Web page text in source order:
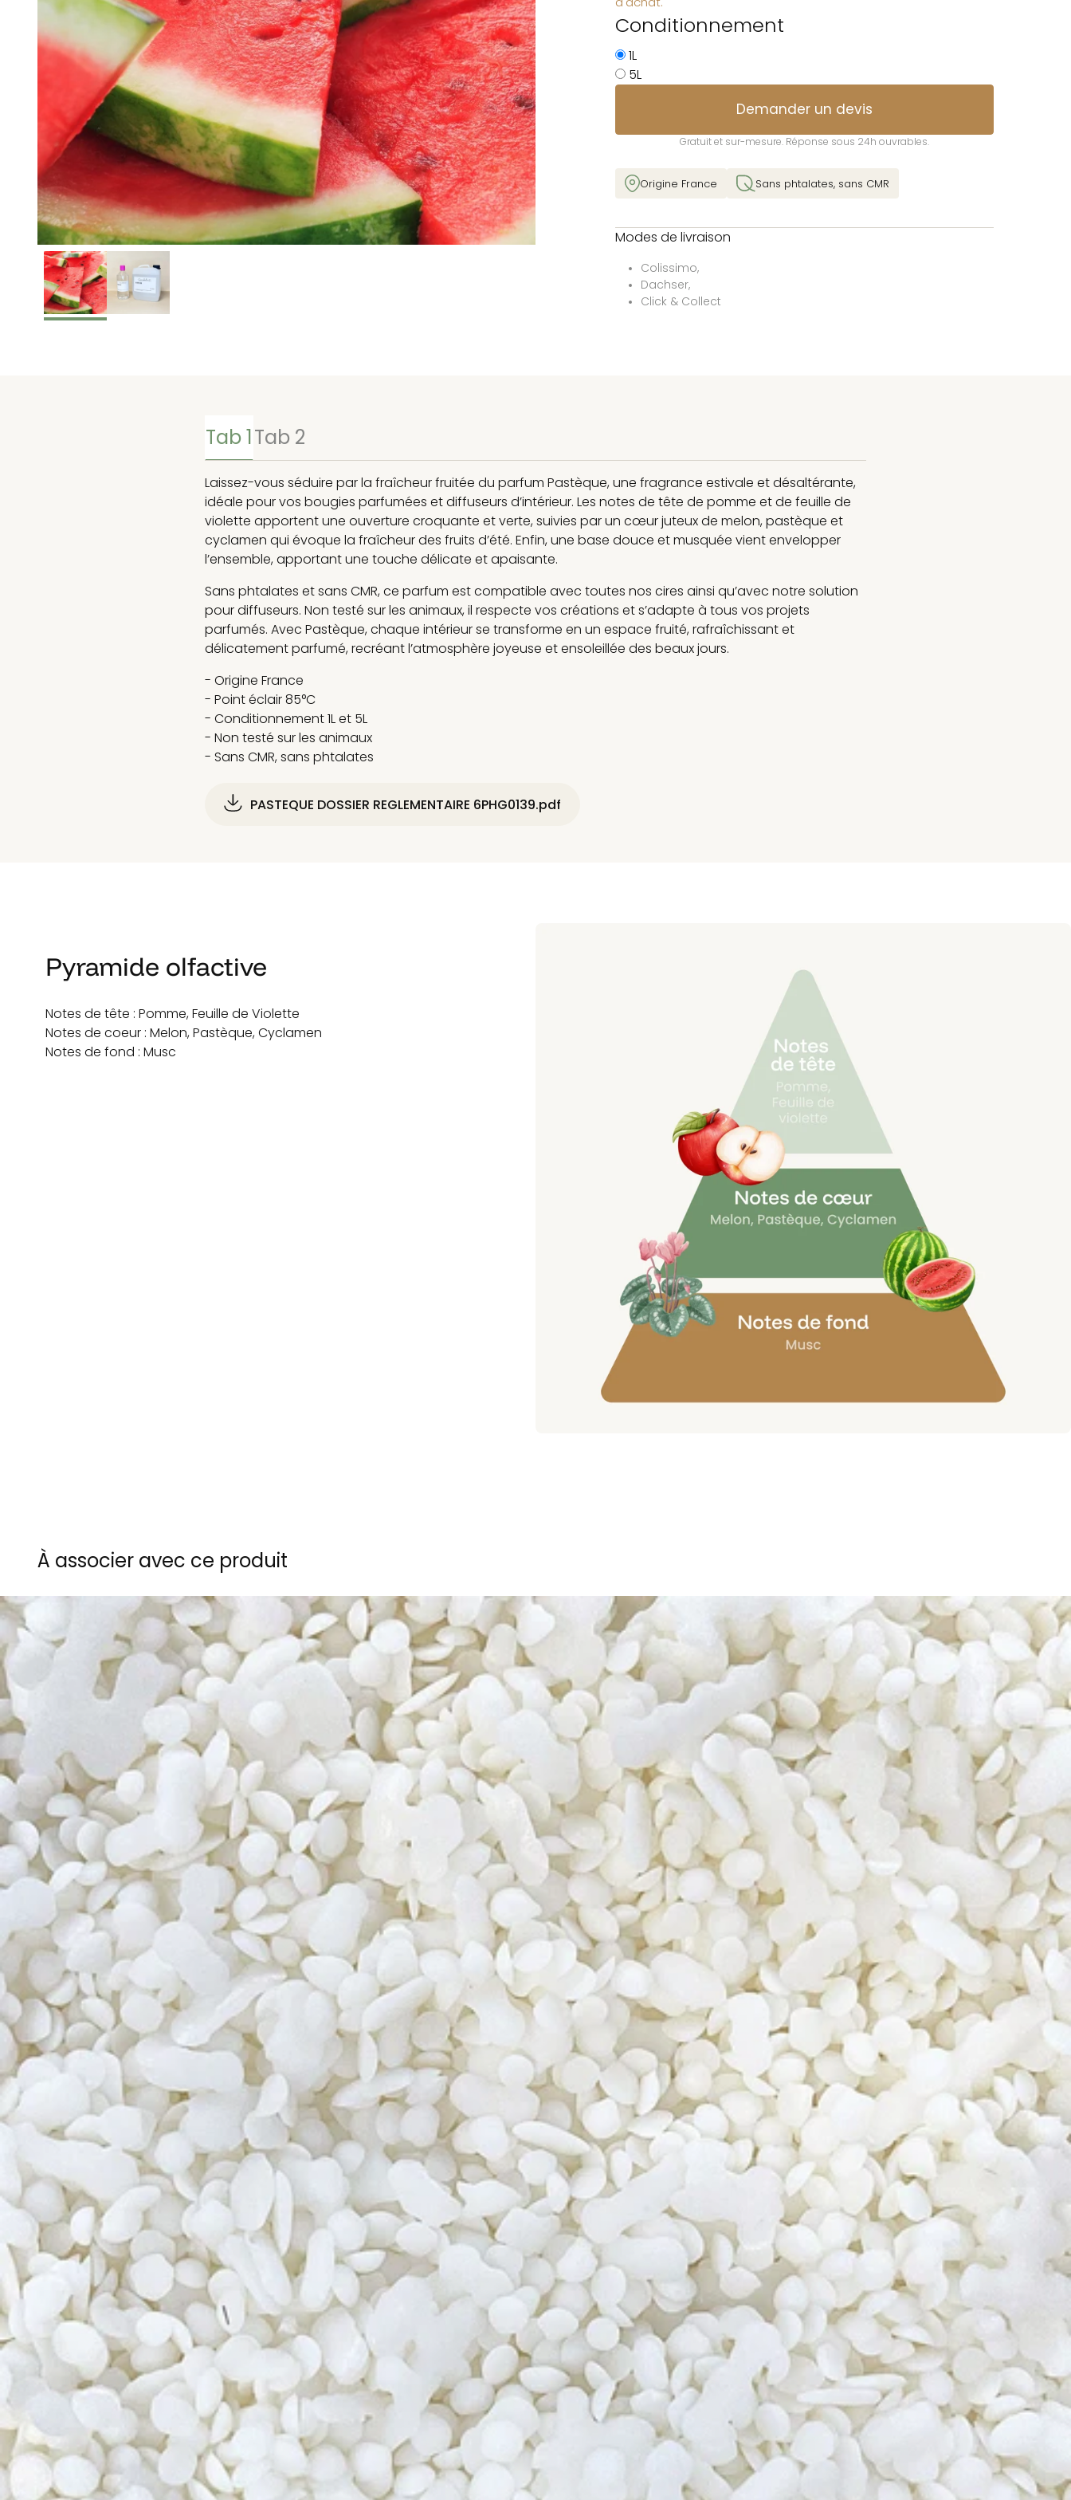
jours.
Conditionnement
1L
5L
Demander un devis
Gratuit et sur-mesure. Réponse sous 24h ouvrables.
Origine France Sans phtalates, sans CMR
Modes de livraison
Colissimo,
Dachser,
Click & Collect
Tab 1Tab 2
Laissez-vous séduire par la fraîcheur fruitée du parfum Pastèque, une fragrance estivale et désaltérante,
idéale pour vos bougies parfumées et diffuseurs d’intérieur. Les notes de tête de pomme et de feuille de
violette apportent une ouverture croquante et verte, suivies par un cœur juteux de melon, pastèque et
cyclamen qui évoque la fraîcheur des fruits d’été. Enfin, une base douce et musquée vient envelopper
l’ensemble, apportant une touche délicate et apaisante.
Sans phtalates et sans CMR, ce parfum est compatible avec toutes nos cires ainsi qu’avec notre solution
pour diffuseurs. Non testé sur les animaux, il respecte vos créations et s’adapte à tous vos projets
parfumés. Avec Pastèque, chaque intérieur se transforme en un espace fruité, rafraîchissant et
délicatement parfumé, recréant l’atmosphère joyeuse et ensoleillée des beaux jours.
- Origine France
- Point éclair 85°C
- Conditionnement 1L et 5L
- Non testé sur les animaux
- Sans CMR, sans phtalates
PASTEQUE DOSSIER REGLEMENTAIRE 6PHG0139.pdf
Pyramide olfactive
Notes de tête : Pomme, Feuille de Violette
Notes de coeur : Melon, Pastèque, Cyclamen
Notes de fond : Musc
À associer avec ce produit